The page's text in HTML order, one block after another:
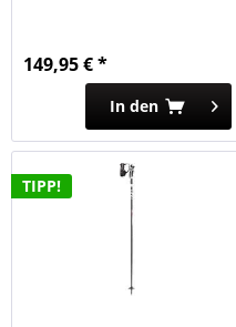
149,95 € *
In den
TIPP!